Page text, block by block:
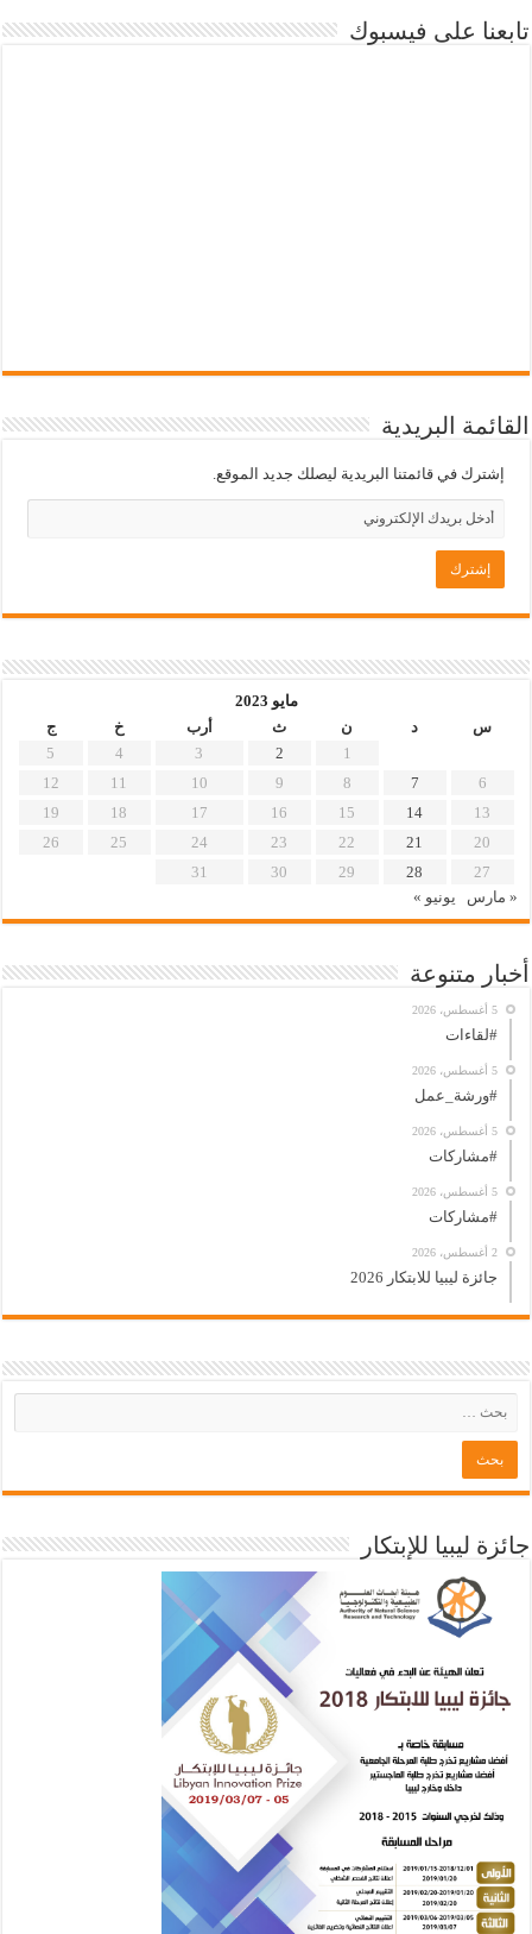
تابعنا على فيسبوك
القائمة البريدية
إشترك في قائمتنا البريدية ليصلك جديد الموقع.
مايو 2023
س
د ن ث أرب خ
ج
1
2
3
4
5
6
7
8
9
10
11
12
13
14
15
16
17
18
19
20
21
22
23
24
25
26
27
28
29
30
31
« مارس
يونيو »
أخبار متنوعة
5 أغسطس، 2026
#لقاءات
5 أغسطس، 2026
#ورشة_عمل
5 أغسطس، 2026
#مشاركات
5 أغسطس، 2026
#مشاركات
2 أغسطس، 2026
جائزة ليبيا للابتكار 2026
جائزة ليبيا للإبتكار